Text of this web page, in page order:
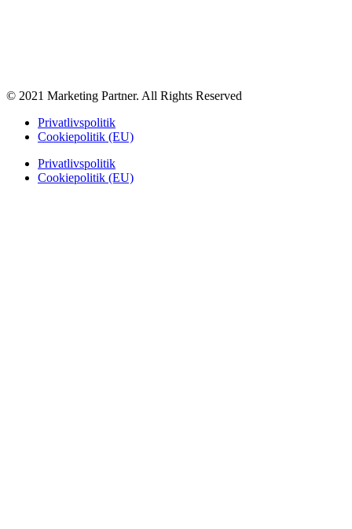
© 2021 Marketing Partner. All Rights Reserved
Privatlivspolitik
Cookiepolitik (EU)
Privatlivspolitik
Cookiepolitik (EU)